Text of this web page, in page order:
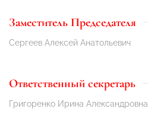
Заместитель Председателя
Сергеев Алексей Анатольевич
Ответственный секретарь
Григоренко Ирина Александровна